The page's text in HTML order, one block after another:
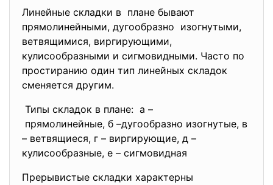
Линейные складки в плане бывают
прямолинейными, дугообразно изогнутыми,
ветвящимися, виргирующими,
кулисообразными и сигмовидными. Часто по
простиранию один тип линейных складок
сменяется другим.
Типы складок в плане: а –
прямолинейные, б –дугообразно изогнутые, в
– ветвящиеся, г – виргирующие, д –
кулисообразные, е – сигмовидная
Прерывистые складки характерны